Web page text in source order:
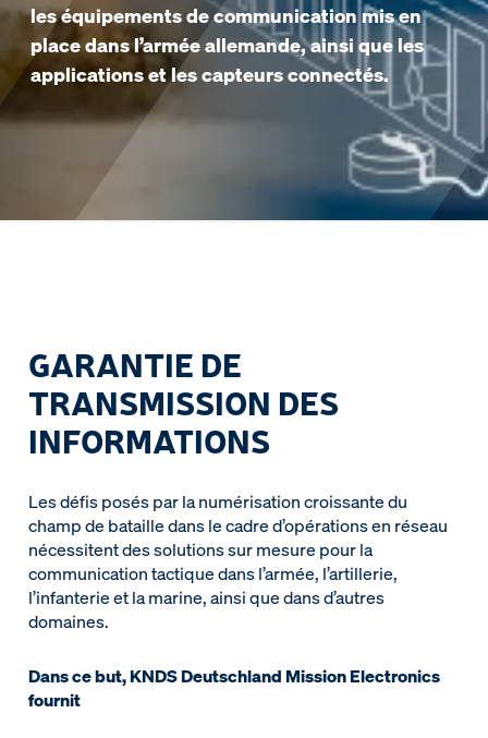
les équipements de communication mis en
place dans l’armée allemande, ainsi que les
applications et les capteurs connectés.
GARANTIE DE
TRANSMISSION DES
INFORMATIONS
Les défis posés par la numérisation croissante du
champ de bataille dans le cadre d’opérations en réseau
nécessitent des solutions sur mesure pour la
communication tactique dans l’armée, l’artillerie,
l’infanterie et la marine, ainsi que dans d’autres
domaines.
Dans ce but, KNDS Deutschland Mission Electronics
fournit